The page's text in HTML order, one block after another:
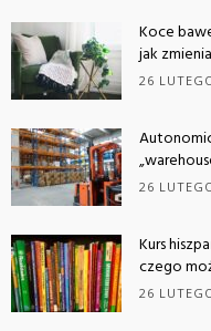
Koce
jak
26
26
Kurs
czego
26